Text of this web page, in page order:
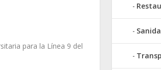
para la Línea 9 del